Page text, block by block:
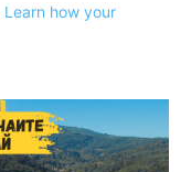
Learn how your